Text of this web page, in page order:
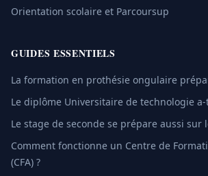
Orientation scolaire et Parcoursup
GUIDES ESSENTIELS
La formation en prothésie ongulaire
Le diplôme Universitaire de technologie
Le stage de seconde se prépare aussi sur
Comment fonctionne un Centre de
(CFA) ?